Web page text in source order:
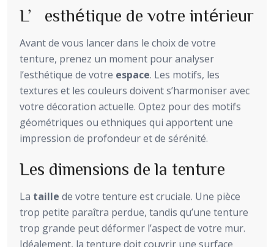
L’esthétique de votre intérieur
Avant de vous lancer dans le choix de votre
tenture, prenez un moment pour analyser
l’esthétique de votre espace. Les motifs, les
textures et les couleurs doivent s’harmoniser avec
votre décoration actuelle. Optez pour des motifs
géométriques ou ethniques qui apportent une
impression de profondeur et de sérénité.
Les dimensions de la tenture
La taille de votre tenture est cruciale. Une pièce
trop petite paraîtra perdue, tandis qu’une tenture
trop grande peut déformer l’aspect de votre mur.
Idéalement, la tenture doit couvrir une surface